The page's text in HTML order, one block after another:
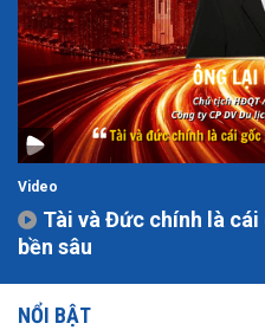
Video
Tài và Đức chính là
bền sâu
NỔI BẬT